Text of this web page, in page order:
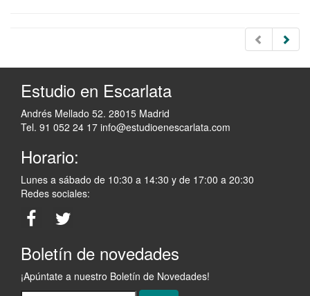
Estudio en Escarlata
Andrés Mellado 52. 28015 Madrid
Tel. 91 052 24 17 info@estudioenescarlata.com
Horario:
Lunes a sábado de 10:30 a 14:30 y de 17:00 a 20:30
Redes sociales:
Boletín de novedades
¡Apúntate a nuestro Boletín de Novedades!